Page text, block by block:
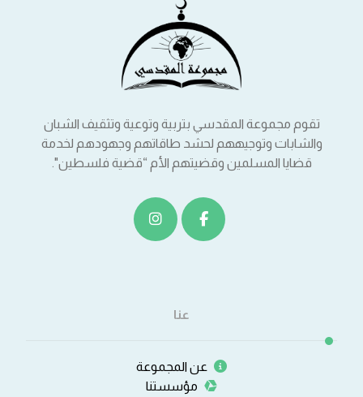
تقوم مجموعة المقدسي بتربية وتوعية وتثقيف الشبان
والشابات وتوجيههم لحشد طاقاتهم وجهودهم لخدمة
قضايا المسلمين وقضيتهم الأم “قضية فلسطين".
عنا
عن المجموعة
مؤسستنا